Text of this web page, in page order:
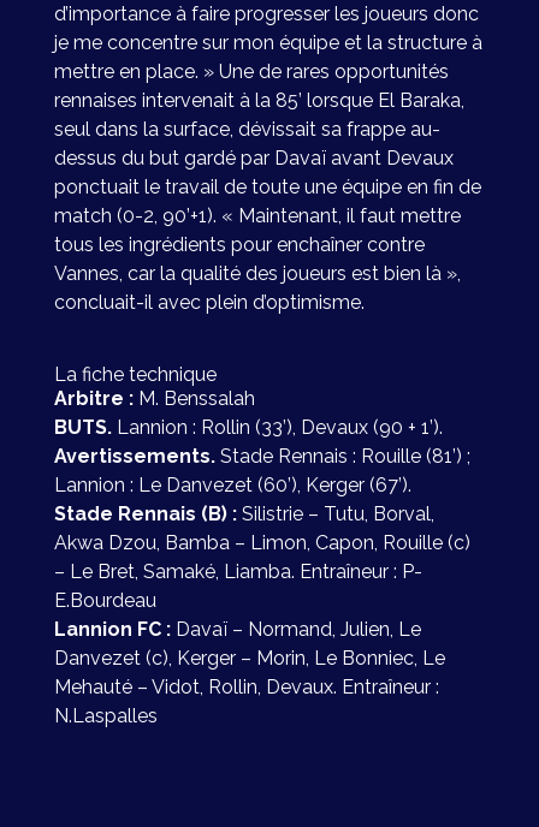
d’importance à faire progresser les joueurs donc
je me concentre sur mon équipe et la structure à
mettre en place. » Une de rares opportunités
rennaises intervenait à la 85’ lorsque El Baraka,
seul dans la surface, dévissait sa frappe au-
dessus du but gardé par Davaï avant Devaux
ponctuait le travail de toute une équipe en fin de
match (0-2, 90’+1). « Maintenant, il faut mettre
tous les ingrédients pour enchaîner contre
Vannes, car la qualité des joueurs est bien là »,
concluait-il avec plein d’optimisme.
La fiche technique
Arbitre : M. Benssalah
BUTS. Lannion : Rollin (33’), Devaux (90 + 1’).
Avertissements. Stade Rennais : Rouille (81’) ;
Lannion : Le Danvezet (60’), Kerger (67’).
Stade Rennais (B) : Silistrie – Tutu, Borval,
Akwa Dzou, Bamba – Limon, Capon, Rouille (c)
– Le Bret, Samaké, Liamba. Entraîneur : P-
E.Bourdeau
Lannion FC : Davaï – Normand, Julien, Le
Danvezet (c), Kerger – Morin, Le Bonniec, Le
Mehauté – Vidot, Rollin, Devaux. Entraîneur :
N.Laspalles